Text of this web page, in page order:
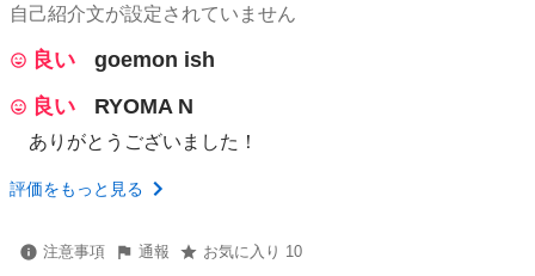
自己紹介文が設定されていません
良い
goemon ish
良い
RYOMA N
ありがとうございました！
評価をもっと見る
注意事項 通報 お気に入り 10